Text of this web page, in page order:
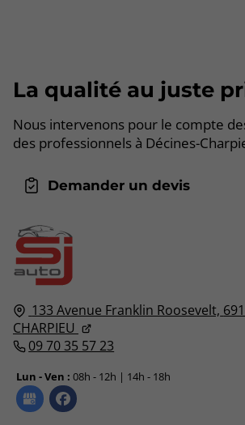
133 Avenue Franklin Roosevelt,
CHARPIEU
09 70 35 57 23
Lun - Ven : 08h - 12h | 14h - 18h
La qualité au juste
Nous intervenons pour le compte
des professionnels à Décines-
Demander un devis